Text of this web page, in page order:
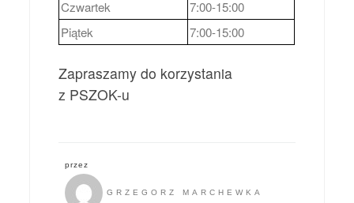
Czwartek
7:00-15:00
Piątek
7:00-15:00
Zapraszamy do korzystania
z PSZOK-u
przez
GRZEGORZ MARCHEWKA